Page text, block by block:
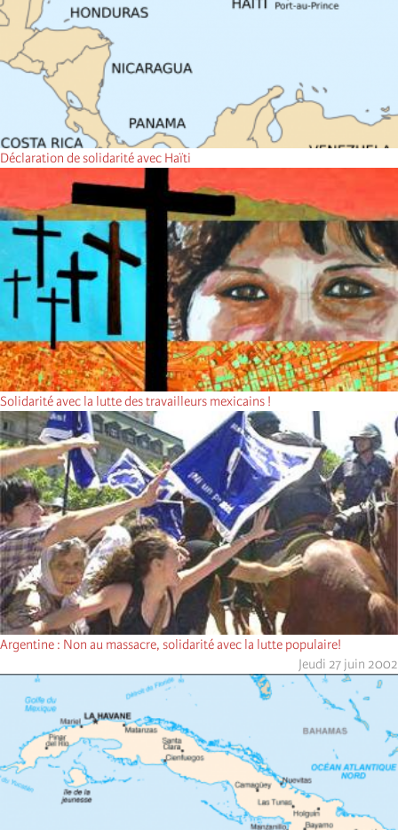
Déclaration de solidarité avec Haïti
Solidarité avec la lutte des travailleurs mexicains !
Argentine : Non au massacre, solidarité avec la lutte populaire!
Jeudi 27 juin 2002